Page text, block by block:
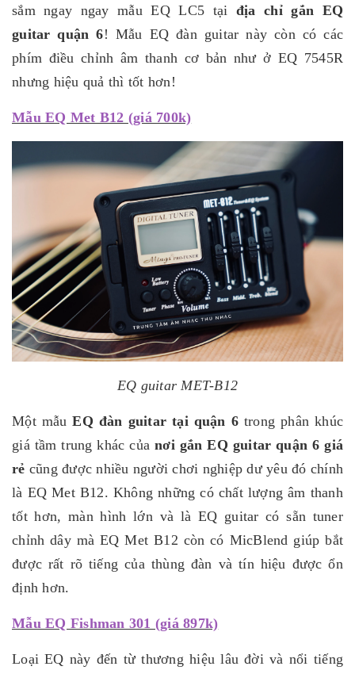
sắm ngay ngay mẫu EQ LC5 tại địa chỉ gắn EQ
guitar quận 6! Mẫu EQ đàn guitar này còn có các
phím điều chỉnh âm thanh cơ bản như ở EQ 7545R
nhưng hiệu quả thì tốt hơn!
Mẫu EQ Met B12 (giá 700k)
EQ guitar MET-B12
Một mẫuEQ đàn guitar tại quận 6trong phân khúc
giá tầm trung khác củanơi gắn EQ guitar quận 6 giá
rẻ cũng được nhiều người chơi nghiệp dư yêu đó chính
là EQ Met B12. Không những có chất lượng âm thanh
tốt hơn, màn hình lớn và là EQ guitar có sẵn tuner
chỉnh dây mà EQ Met B12 còn có MicBlend giúp bắt
được rất rõ tiếng của thùng đàn và tín hiệu được ổn
định hơn.
Mẫu EQ Fishman 301 (giá 897k)
Loại EQ này đến từ thương hiệu lâu đời và nổi tiếng